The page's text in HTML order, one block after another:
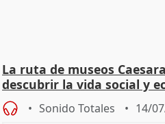
La ruta de museos
descubrir la vida social y
Zaragoza ro
Sonido Totales 14/